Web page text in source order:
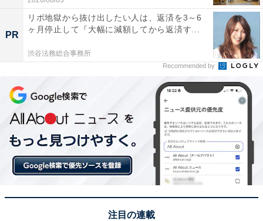
PR
リボ地獄から抜け出したい人は、返済を3～6
ヶ月停止して『大幅に減額してから返済す...
渋谷法務総合事務所
Recommended by
注目の連載